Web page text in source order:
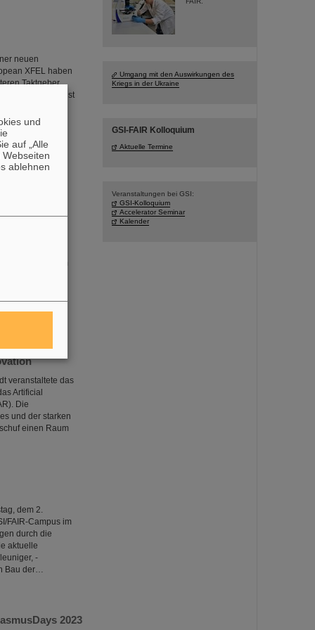
neuen
XFEL haben
Taktgeber
– das ist
zu dem
von über
schwerer
Tumoren
einer
veranstaltete das
Artificial
Die
und der starken
einen Raum
dem 2.
FAIR-Campus im
durch die
aktuelle
-
Bau der…
2023
Umgang mit den Auswirkungen des
Kriegs in der Ukraine
GSI-FAIR Kolloquium
Aktuelle Termine
Veranstaltungen bei GSI:
GSI-Kolloquium
Accelerator Seminar
Kalender
und
auf „Alle
ablehnen